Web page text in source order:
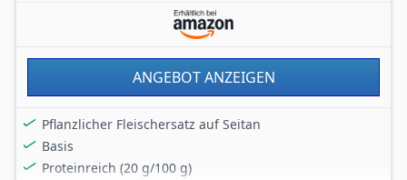
ANGEBOT ANZEIGEN
Pflanzlicher Fleischersatz auf Seitan
Basis
Proteinreich (20 g/100 g)